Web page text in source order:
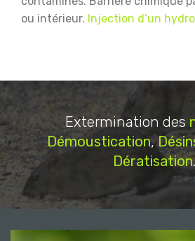
ou intérieur. Injection d’un
Extermination des
Démoustication,
Dératisation